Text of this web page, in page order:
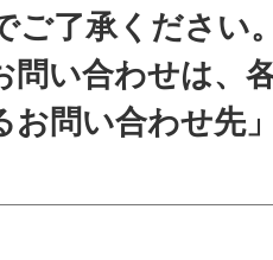
ご了承ください
問い合わせは、
お問い合わせ先